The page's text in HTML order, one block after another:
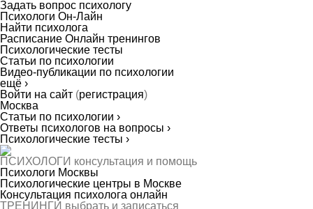
Задать вопрос психологу
Психологи Он-Лайн
Найти психолога
Расписание Онлайн тренингов
Психологические тесты
Статьи по психологии
Видео-публикации по психологии
ещё ›
Войти на сайт (регистрация)
Москва
Статьи по психологии ›
Ответы психологов на вопросы ›
Психологические тесты ›
ПСИХОЛОГИ консультация и помощь
Психологи Москвы
Психологические центры в Москве
Консультация психолога онлайн
ТРЕНИНГИ выбрать и записаться